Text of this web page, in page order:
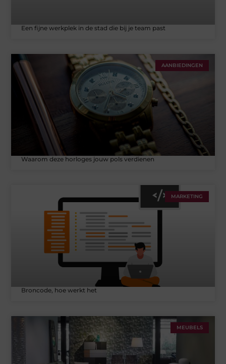
Een fijne werkplek in de stad die bij je team past
AANBIEDINGEN
Waarom deze horloges jouw pols verdienen
MARKETING
Broncode, hoe werkt het
MEUBELS